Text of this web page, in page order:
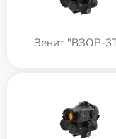
Зенит "ВЗОР-